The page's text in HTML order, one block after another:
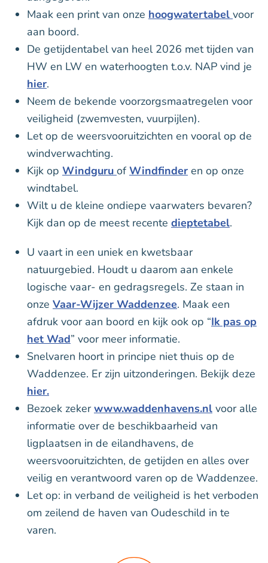
Maak een print van onze hoogwatertabel voor
aan boord.
De getijdentabel van heel 2026 met tijden van
HW en LW en waterhoogten t.o.v. NAP vind je
hier.
Neem de bekende voorzorgsmaatregelen voor
veiligheid (zwemvesten, vuurpijlen).
Let op de weersvooruitzichten en vooral op de
windverwachting.
Kijk op Windguru ofWindfinder en op onze
windtabel.
Wilt u de kleine ondiepe vaarwaters bevaren?
Kijk dan op de meest recente dieptetabel.
U vaart in een uniek en kwetsbaar
natuurgebied. Houdt u daarom aan enkele
logische vaar- en gedragsregels. Ze staan in
onze Vaar-Wijzer Waddenzee. Maak een
afdruk voor aan boord en kijk ook op “Ik pas op
het Wad” voor meer informatie.
Snelvaren hoort in principe niet thuis op de
Waddenzee. Er zijn uitzonderingen. Bekijk deze
hier.
Bezoek zekerwww.waddenhavens.nl voor alle
informatie over de beschikbaarheid van
ligplaatsen in de eilandhavens, de
weersvooruitzichten, de getijden en alles over
veilig en verantwoord varen op de Waddenzee.
Let op: in verband de veiligheid is het verboden
om zeilend de haven van Oudeschild in te
varen.